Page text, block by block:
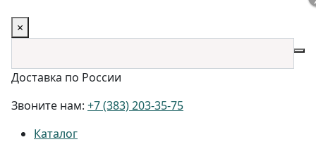
×
Доставка по России
Звоните нам: +7 (383) 203-35-75
Каталог